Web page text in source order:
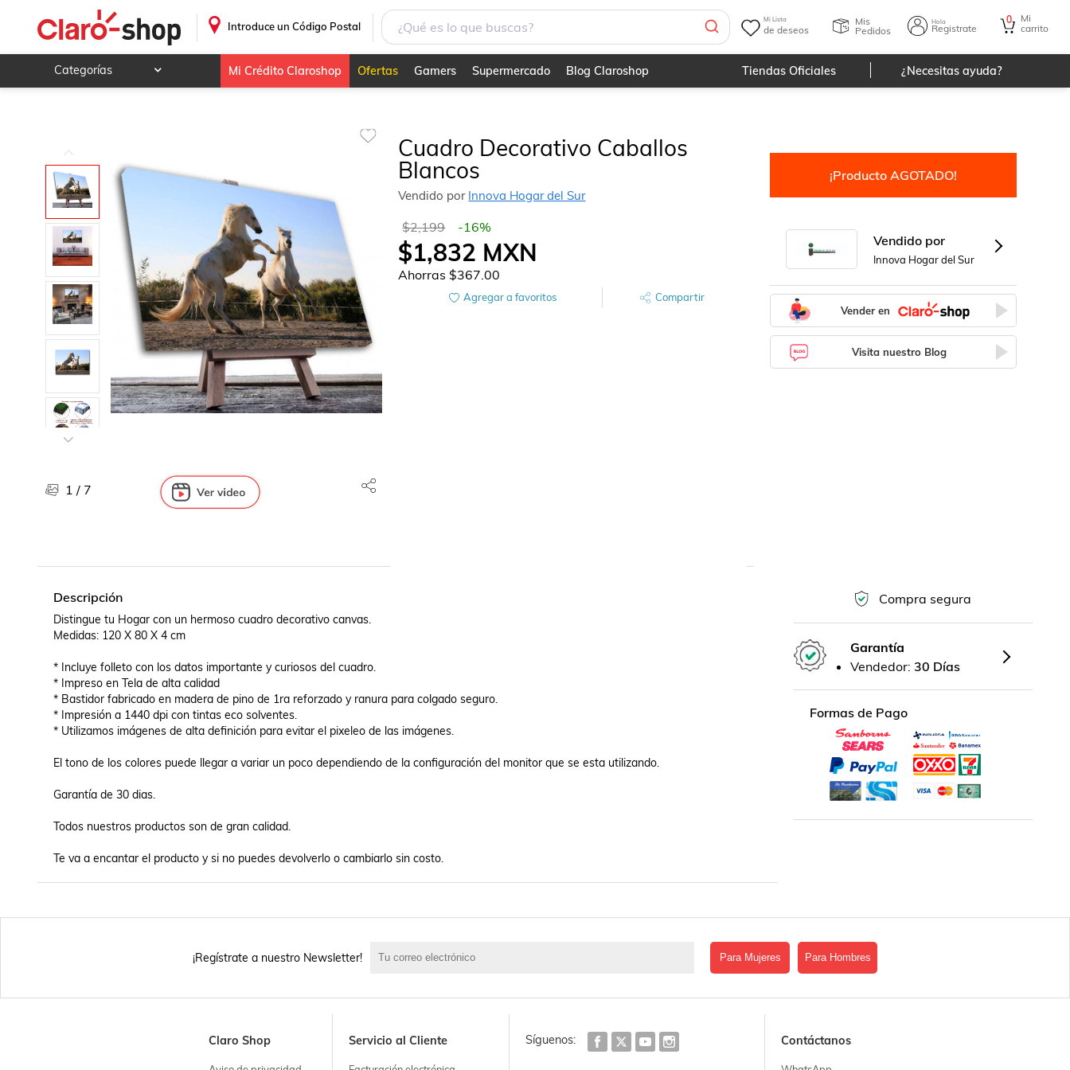
Introduce un Código Postal
Mi Lista
de deseos
Mis
Pedidos
Hola
Registrate
0
Mi
carrito
Categorías
Hogar y jardín
Deportes y ocio
Animales y mascotas
Ferretería y autos
Ropa, calzado y accesorios
Mamá y bebé
Salud, belleza y cuidado personal
Joyería y relojes
Juegos y juguetes
Libros, revistas y comics
Películas, series de tv y música
Otras categorías
Bebidas
Mi Crédito Claroshop Ofertas Gamers Supermercado Blog Claroshop Tiendas Oficiales ¿Necesitas ayuda?
1 / 7
Cuadro Decorativo Caballos
Blancos
Vendido por Innova Hogar del Sur
$2,199 -16%
$1,832 MXN
Ahorras$367.00
Agregar a favoritos Compartir
¡Producto AGOTADO!
Vendido por
Innova Hogar del Sur
Vender en
Visita nuestro Blog
Descripción
Distingue tu Hogar con un hermoso cuadro decorativo canvas.
Medidas: 120 X 80 X 4 cm
* Incluye folleto con los datos importante y curiosos del cuadro.
* Impreso en Tela de alta calidad
* Bastidor fabricado en madera de pino de 1ra reforzado y ranura para colgado seguro.
* Impresión a 1440 dpi con tintas eco solventes.
* Utilizamos imágenes de alta definición para evitar el pixeleo de las imágenes.
El tono de los colores puede llegar a variar un poco dependiendo de la configuración del monitor que se esta utilizando.
Garantía de 30 dias.
Todos nuestros productos son de gran calidad.
Te va a encantar el producto y si no puedes devolverlo o cambiarlo sin costo.
Compra segura
Garantía
Vendedor: 30 Días
Formas de Pago
¡Regístrate a nuestro Newsletter! Para Mujeres Para Hombres
Claro Shop Servicio al Cliente Síguenos: Contáctanos
Cuadro Decorativo Caballos Blancos